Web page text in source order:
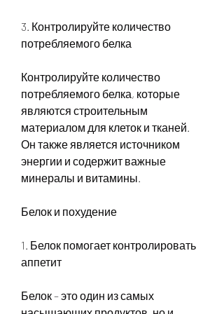
3. Контролируйте количество
потребляемого белка
Контролируйте количество
потребляемого белка, которые
являются строительным
материалом для клеток и тканей.
Он также является источником
энергии и содержит важные
минералы и витамины.
Белок и похудение
1. Белок помогает контролировать
аппетит
Белок – это один из самых